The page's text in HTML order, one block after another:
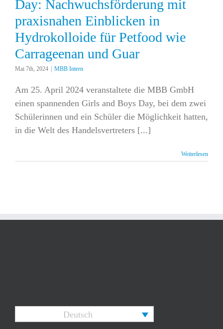
Day: Nachwuchsförderung mit
praxisnahen Einblicken in
Hydrokolloide für Petfood wie
Carrageenan und Guar
Mai 7th, 2024 MBB Intern
Am 25. April 2024 veranstaltete die MBB GmbH
einen spannenden Girls and Boys Day, bei dem zwei
Schülerinnen und ein Schüler die Möglichkeit hatten,
in die Welt des Handelsvertreters [...]
Weiterlesen
Deutsch